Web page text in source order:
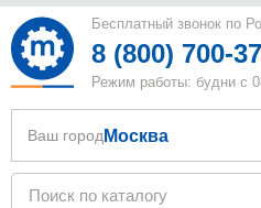
Бесплатный звонок по
8 (800) 700-
Режим работы: будни с
Ваш город Москва